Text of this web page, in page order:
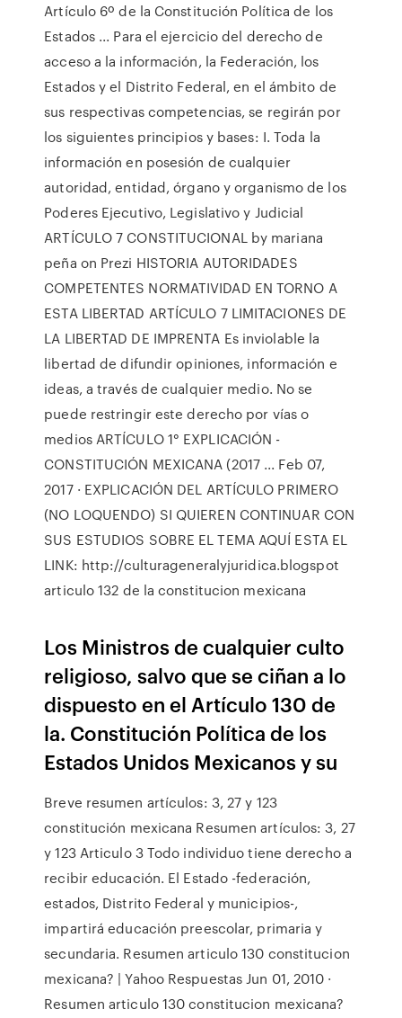
Artículo 6º de la Constitución Política de los
Estados ... Para el ejercicio del derecho de
acceso a la información, la Federación, los
Estados y el Distrito Federal, en el ámbito de
sus respectivas competencias, se regirán por
los siguientes principios y bases: I. Toda la
información en posesión de cualquier
autoridad, entidad, órgano y organismo de los
Poderes Ejecutivo, Legislativo y Judicial
ARTÍCULO 7 CONSTITUCIONAL by mariana
peña on Prezi HISTORIA AUTORIDADES
COMPETENTES NORMATIVIDAD EN TORNO A
ESTA LIBERTAD ARTÍCULO 7 LIMITACIONES DE
LA LIBERTAD DE IMPRENTA Es inviolable la
libertad de difundir opiniones, información e
ideas, a través de cualquier medio. No se
puede restringir este derecho por vías o
medios ARTÍCULO 1° EXPLICACIÓN -
CONSTITUCIÓN MEXICANA (2017 ... Feb 07,
2017 · EXPLICACIÓN DEL ARTÍCULO PRIMERO
(NO LOQUENDO) SI QUIEREN CONTINUAR CON
SUS ESTUDIOS SOBRE EL TEMA AQUÍ ESTA EL
LINK: http://culturageneralyjuridica.blogspot
articulo 132 de la constitucion mexicana
Los Ministros de cualquier culto
religioso, salvo que se ciñan a lo
dispuesto en el Artículo 130 de
la. Constitución Política de los
Estados Unidos Mexicanos y su
Breve resumen artículos: 3, 27 y 123
constitución mexicana Resumen artículos: 3, 27
y 123 Articulo 3 Todo individuo tiene derecho a
recibir educación. El Estado -federación,
estados, Distrito Federal y municipios-,
impartirá educación preescolar, primaria y
secundaria. Resumen articulo 130 constitucion
mexicana? | Yahoo Respuestas Jun 01, 2010 ·
Resumen articulo 130 constitucion mexicana?